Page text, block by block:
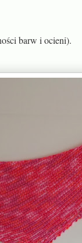
barw i ocieni).